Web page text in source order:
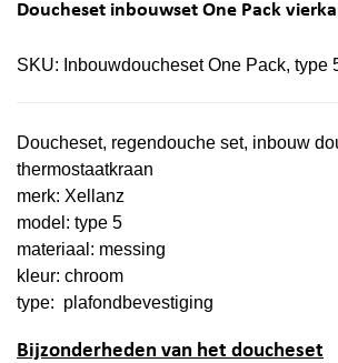
Doucheset inbouwset One Pack
SKU: Inbouwdoucheset One Pack, type
Doucheset, regendouche set, inbouw
thermostaatkraan
merk: Xellanz
model: type 5
materiaal: messing
kleur: chroom
type: plafondbevestiging
Bijzonderheden van het doucheset